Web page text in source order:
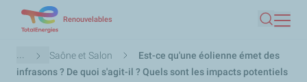
contenu
principal
Renouvelables
Fil
d'Ariane
... Saône et Salon
Est-ce qu'une éolienne émet des
infrasons ? De quoi s'agit-il ? Quels sont les impacts potentiels